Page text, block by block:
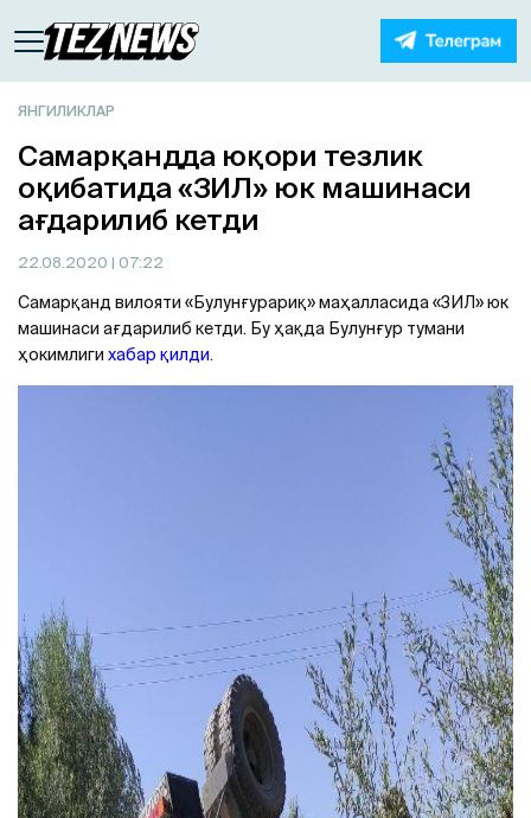
ЯНГИЛИКЛАР
Самарқандда юқори тезлик
оқибатида «ЗИЛ» юк машинаси
ағдарилиб кетди
22.08.2020 | 07:22
Самарқанд вилояти «Булунғурариқ» маҳалласида «ЗИЛ» юк
машинаси ағдарилиб кетди. Бу ҳақда Булунғур тумани
ҳокимлиги хабар қилди.